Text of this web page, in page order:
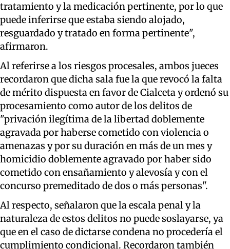
tratamiento y la medicación pertinente, por lo que
puede inferirse que estaba siendo alojado,
resguardado y tratado en forma pertinente",
afirmaron.
Al referirse a los riesgos procesales, ambos jueces
recordaron que dicha sala fue la que revocó la falta
de mérito dispuesta en favor de Cialceta y ordenó su
procesamiento como autor de los delitos de
"privación ilegítima de la libertad doblemente
agravada por haberse cometido con violencia o
amenazas y por su duración en más de un mes y
homicidio doblemente agravado por haber sido
cometido con ensañamiento y alevosía y con el
concurso premeditado de dos o más personas".
Al respecto, señalaron que la escala penal y la
naturaleza de estos delitos no puede soslayarse, ya
que en el caso de dictarse condena no procedería el
cumplimiento condicional. Recordaron también